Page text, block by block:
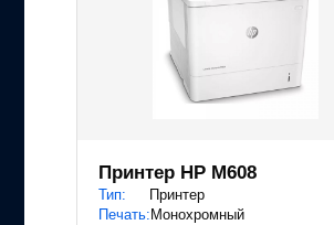
Принтер HP M608
Тип:
Принтер
Печать: Монохромный